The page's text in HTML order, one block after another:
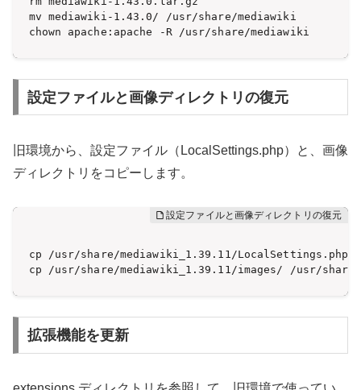
mv mediawiki-1.43.0/ /usr/share/mediawiki
chown apache:apache -R /usr/share/mediawiki
設定ファイルと画像ディレクトリの復元
旧環境から、設定ファイル（LocalSettings.php）と、画像
ディレクトリをコピーします。
cp /usr/share/mediawiki_1.39.11/LocalSettings.php
cp /usr/share/mediawiki_1.39.11/images/ /usr/
拡張機能を更新